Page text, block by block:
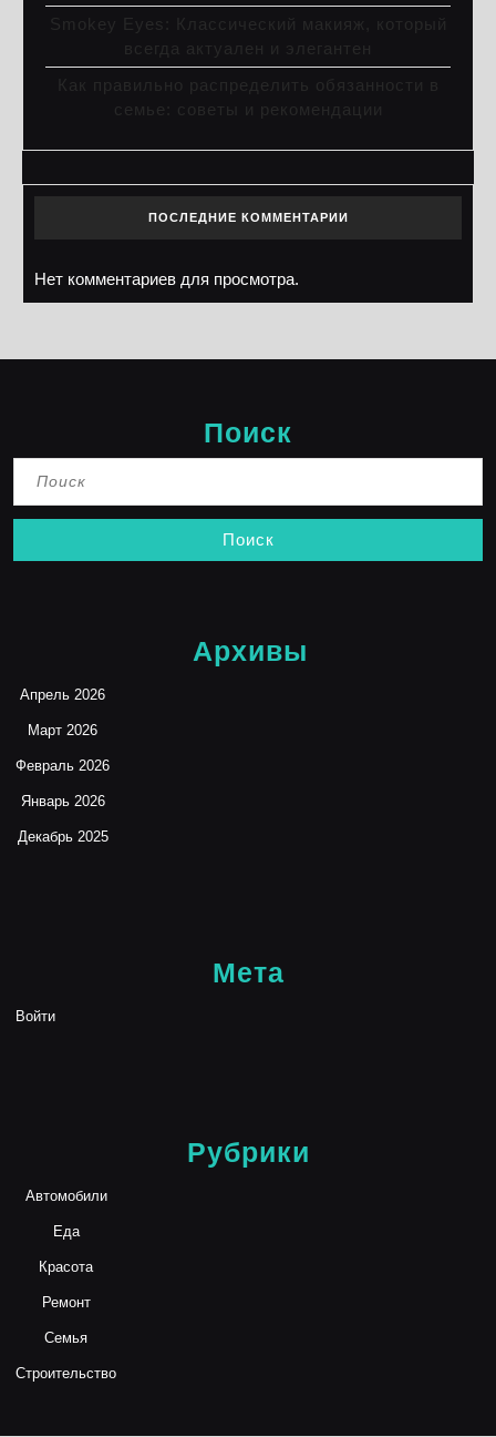
Smokey Eyes: Классический макияж, который
всегда актуален и элегантен
Как правильно распределить обязанности в
семье: советы и рекомендации
ПОСЛЕДНИЕ КОММЕНТАРИИ
Нет комментариев для просмотра.
Поиск
Архивы
Апрель 2026
Март 2026
Февраль 2026
Январь 2026
Декабрь 2025
Мета
Войти
Рубрики
Автомобили
Еда
Красота
Ремонт
Семья
Строительство